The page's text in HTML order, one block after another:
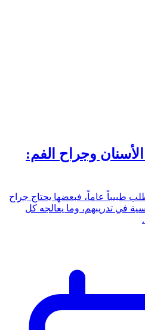
وجراح الفم:
طبيباً عاماً، فبعضها يحتاج جراح
في تدريبهم، وما يعالجه كل